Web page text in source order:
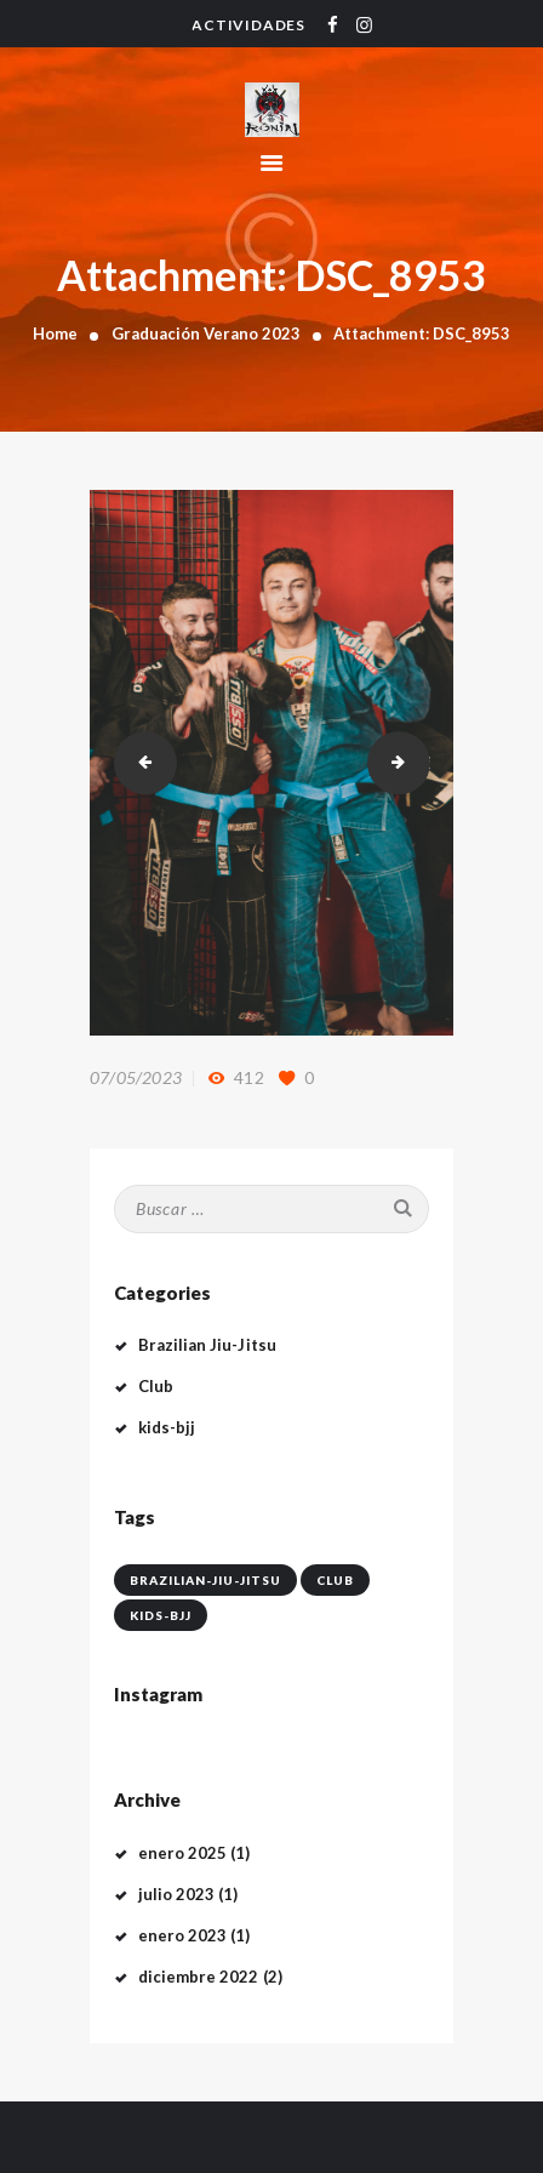
ACTIVIDADES
Attachment: DSC_8953
Home Graduación Verano 2023 Attachment: DSC_8953
HOME
ACTIVIDADES
INSTRUCTORES
CONTACTO
BLOG
DSC_8945 DSC_8955
07/05/2023 412 0
Buscar:
Categories
Brazilian Jiu-Jitsu
Club
kids-bjj
Tags
BRAZILIAN-JIU-JITSU CLUB
KIDS-BJJ
Instagram
Archive
enero2025 (1)
julio2023 (1)
enero2023 (1)
diciembre2022 (2)